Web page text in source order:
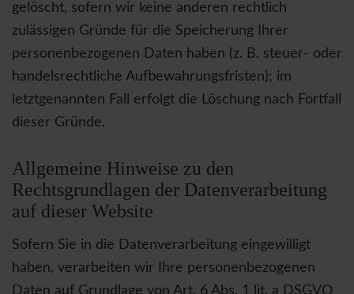
gelöscht, sofern wir keine anderen rechtlich
zulässigen Gründe für die Speicherung Ihrer
personenbezogenen Daten haben (z. B. steuer- oder
handelsrechtliche Aufbewahrungsfristen); im
letztgenannten Fall erfolgt die Löschung nach Fortfall
dieser Gründe.
Allgemeine Hinweise zu den
Rechtsgrundlagen der Datenverarbeitung
auf dieser Website
Sofern Sie in die Datenverarbeitung eingewilligt
haben, verarbeiten wir Ihre personenbezogenen
Daten auf Grundlage von Art. 6 Abs. 1 lit. a DSGVO